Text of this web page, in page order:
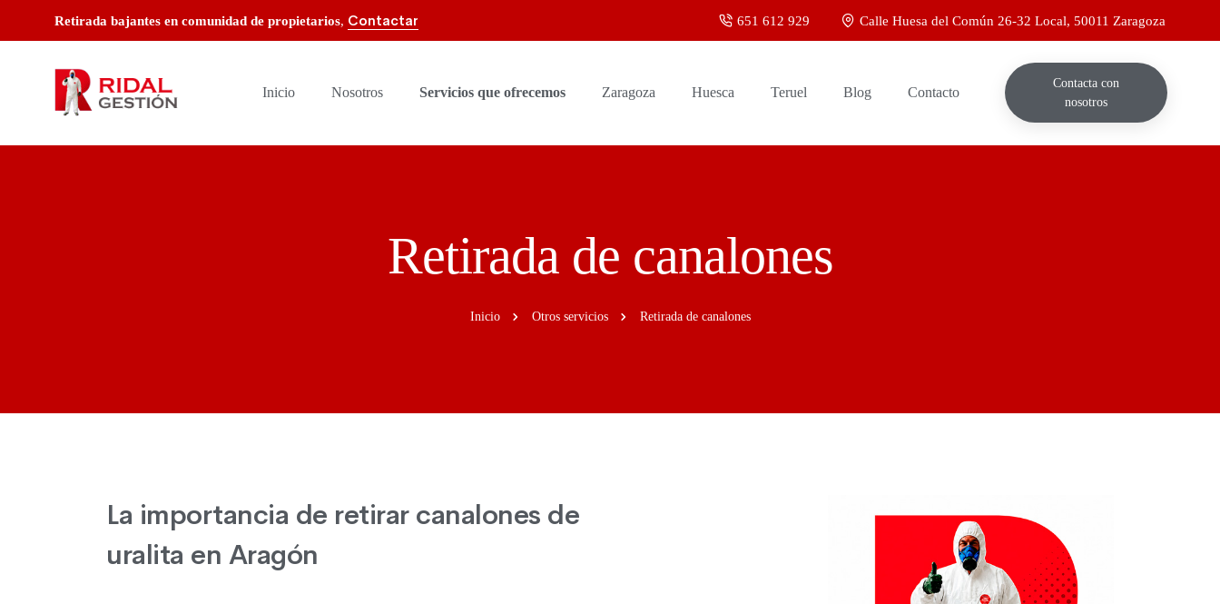
Retirada bajantes en comunidad de propietarios, Contactar 651 612 929 Calle Huesa del Común 26-32 Local, 50011 Zaragoza
Inicio Nosotros Servicios que ofrecemos Zaragoza Huesca Teruel Blog Contacto
Contacta con
nosotros
Retirada de canalones
Inicio Otros servicios Retirada de canalones
La importancia de retirar canalones de
uralita en Aragón